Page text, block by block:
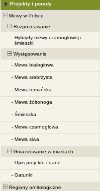
Projekty i porady
Mewy w Polsce
Rozpoznawanie
- Hybrydy mewy czarnogłowej i
śmieszki
Występowanie
- Mewa białogłowa
- Mewa srebrzysta
- Mewa romańska
- Mewa żółtonoga
- Śmieszka
- Mewa czarnogłowa
- Mewa siwa
Gniazdowanie w miastach
- Opis projektu i dane
- Gatunki
Regiony ornitologiczne